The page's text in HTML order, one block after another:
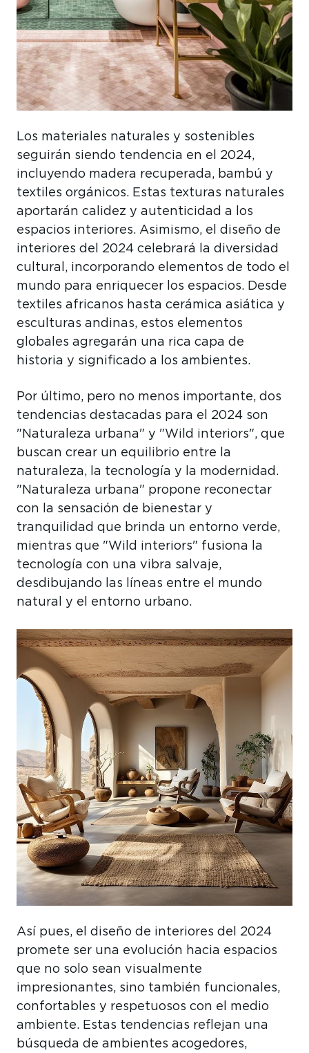
Los materiales naturales y sostenibles
seguirán siendo tendencia en el 2024,
incluyendo madera recuperada, bambú y
textiles orgánicos. Estas texturas naturales
aportarán calidez y autenticidad a los
espacios interiores. Asimismo, el diseño de
interiores del 2024 celebrará la diversidad
cultural, incorporando elementos de todo el
mundo para enriquecer los espacios. Desde
textiles africanos hasta cerámica asiática y
esculturas andinas, estos elementos
globales agregarán una rica capa de
historia y significado a los ambientes.
Por último, pero no menos importante, dos
tendencias destacadas para el 2024 son
"Naturaleza urbana" y "Wild interiors", que
buscan crear un equilibrio entre la
naturaleza, la tecnología y la modernidad.
"Naturaleza urbana" propone reconectar
con la sensación de bienestar y
tranquilidad que brinda un entorno verde,
mientras que "Wild interiors" fusiona la
tecnología con una vibra salvaje,
desdibujando las líneas entre el mundo
natural y el entorno urbano.
Así pues, el diseño de interiores del 2024
promete ser una evolución hacia espacios
que no solo sean visualmente
impresionantes, sino también funcionales,
confortables y respetuosos con el medio
ambiente. Estas tendencias reflejan una
búsqueda de ambientes acogedores,